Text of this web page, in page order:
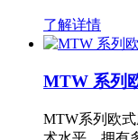
了解详情
MTW 系列
MTW系列欧